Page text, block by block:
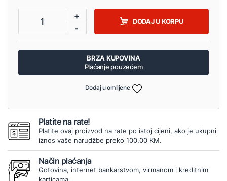
1
+
-
DODAJ U KORPU
BRZA KUPOVINA
Plaćanje pouzećem
Dodaj u omiljene
Platite na rate!
Platite ovaj proizvod na rate po istoj cijeni, ako je ukupni
iznos vaše narudžbe preko 100,00 KM.
Način plaćanja
Gotovina, internet bankarstvom, virmanom i kreditnim
karticama.